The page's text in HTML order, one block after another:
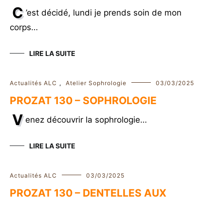
C ’est décidé, lundi je prends soin de mon
corps…
LIRE LA SUITE
Actualités ALC , Atelier Sophrologie 03/03/2025
PROZAT 130 – SOPHROLOGIE
V enez découvrir la sophrologie…
LIRE LA SUITE
Actualités ALC 03/03/2025
PROZAT 130 – DENTELLES AUX